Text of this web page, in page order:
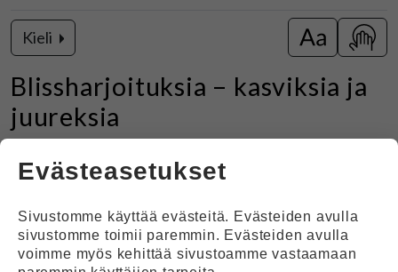
Kieli
Vaihda isot
Blissharjoituksia – kasviksia ja
juureksia
Pelin kuvaus
Pelin tarkoituksena on tukea bliss-symbolien
oppimista. Pelissä valitaan kuudesta vaihtoehdosta
kuvaa tarkoittava symboli.
Evästeasetukset
Sivustomme käyttää evästeitä. Evästeiden avulla
sivustomme toimii paremmin. Evästeiden avulla
voimme myös kehittää sivustoamme vastaamaan